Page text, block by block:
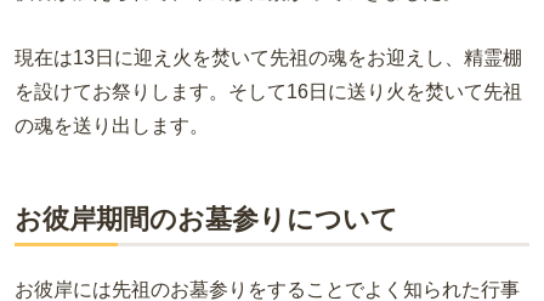
現在は13日に迎え火を焚いて先祖の魂をお迎えし、精霊棚
を設けてお祭りします。そして16日に送り火を焚いて先祖
の魂を送り出します。
お彼岸期間のお墓参りについて
お彼岸には先祖のお墓参りをすることでよく知られた行事